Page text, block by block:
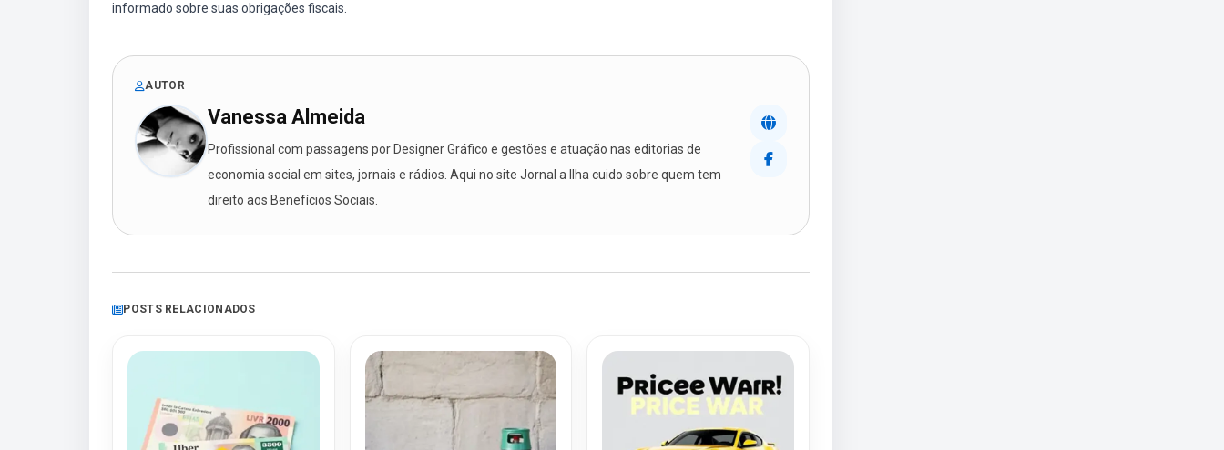
informado sobre suas obrigações fiscais.
AUTOR
Vanessa Almeida
Profissional com passagens por Designer Gráfico e gestões e atuação nas editorias de
economia social em sites, jornais e rádios. Aqui no site Jornal a Ilha cuido sobre quem tem
direito aos Benefícios Sociais.
POSTS RELACIONADOS